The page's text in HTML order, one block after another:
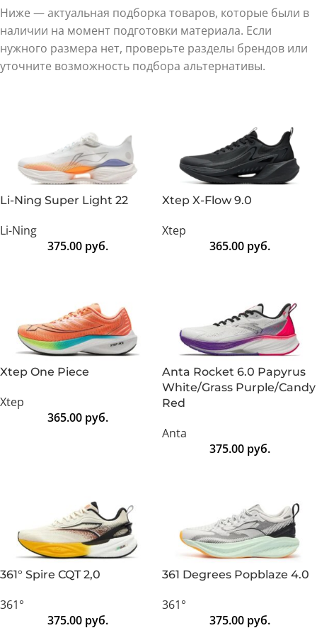
Ниже — актуальная подборка товаров, которые были в
наличии на момент подготовки материала. Если
нужного размера нет, проверьте разделы брендов или
уточните возможность подбора альтернативы.
Li-Ning Super Light 22
Li-Ning
375.00 руб.
Xtep X-Flow 9.0
Xtep
365.00 руб.
Xtep One Piece
Xtep
365.00 руб.
Anta Rocket 6.0 Papyrus
White/Grass Purple/Candy
Red
Anta
375.00 руб.
361° Spire CQT 2,0
361°
375.00 руб.
361 Degrees Popblaze 4.0
361°
375.00 руб.